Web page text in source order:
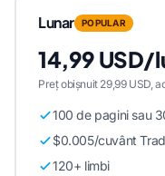
Lunar POPULAR
14,99 USD/
Preț obișnuit 29,99 USD,
100 de pagini sau
$0.005/cuvânt
120+ limbi